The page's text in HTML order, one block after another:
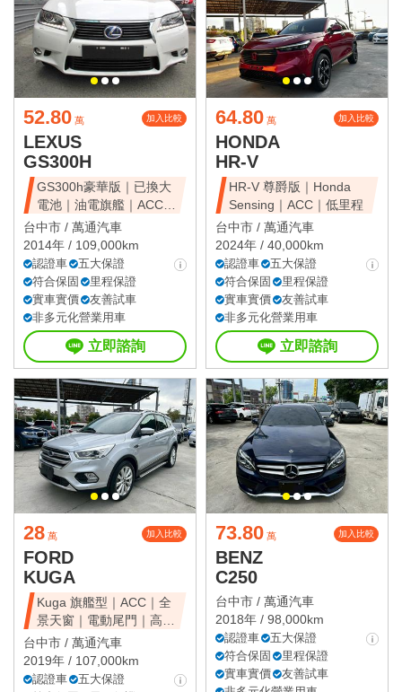
52.80 萬 加入比較
LEXUS
GS300H
GS300h豪華版｜已換大
電池｜油電旗艦｜ACC｜
天窗豪華房
台中市 / 萬通汽車
2014年 / 109,000km
認證車
五大保證
符合保固
里程保證
實車實價
友善試車
非多元化營業用車
立即諮詢
64.80 萬 加入比較
HONDA
HR-V
HR-V 尊爵版｜Honda
Sensing｜ACC｜低里程
台中市 / 萬通汽車
2024年 / 40,000km
認證車
五大保證
符合保固
里程保證
實車實價
友善試車
非多元化營業用車
立即諮詢
28 萬 加入比較
FORD
KUGA
Kuga 旗艦型｜ACC｜全
景天窗｜電動尾門｜高CP
值休旅
台中市 / 萬通汽車
2019年 / 107,000km
認證車
五大保證
73.80 萬 加入比較
BENZ
C250
台中市 / 萬通汽車
2018年 / 98,000km
認證車
五大保證
符合保固
里程保證
實車實價
友善試車